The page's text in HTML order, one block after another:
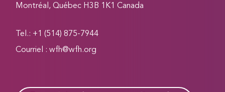
Montréal, Québec H3B 1K1 Canada
Tel.: +1 (514) 875-7944
Courriel :wfh@wfh.org